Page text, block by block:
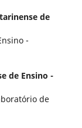
de
-
de Ensino -
de